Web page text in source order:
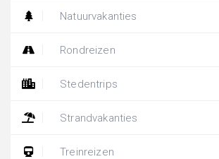
Natuurvakanties
Rondreizen
Stedentrips
Strandvakanties
Treinreizen